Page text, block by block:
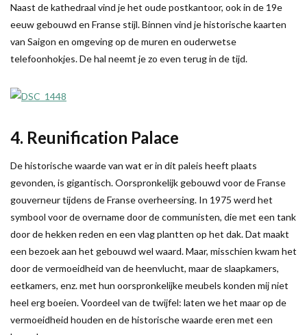
Naast de kathedraal vind je het oude postkantoor, ook in de 19e
eeuw gebouwd en Franse stijl. Binnen vind je historische kaarten
van Saigon en omgeving op de muren en ouderwetse
telefoonhokjes. De hal neemt je zo even terug in de tijd.
4. Reunification Palace
De historische waarde van wat er in dit paleis heeft plaats
gevonden, is gigantisch. Oorspronkelijk gebouwd voor de Franse
gouverneur tijdens de Franse overheersing. In 1975 werd het
symbool voor de overname door de communisten, die met een tank
door de hekken reden en een vlag plantten op het dak. Dat maakt
een bezoek aan het gebouwd wel waard. Maar, misschien kwam het
door de vermoeidheid van de heenvlucht, maar de slaapkamers,
eetkamers, enz. met hun oorspronkelijke meubels konden mij niet
heel erg boeien. Voordeel van de twijfel: laten we het maar op de
vermoeidheid houden en de historische waarde eren met een